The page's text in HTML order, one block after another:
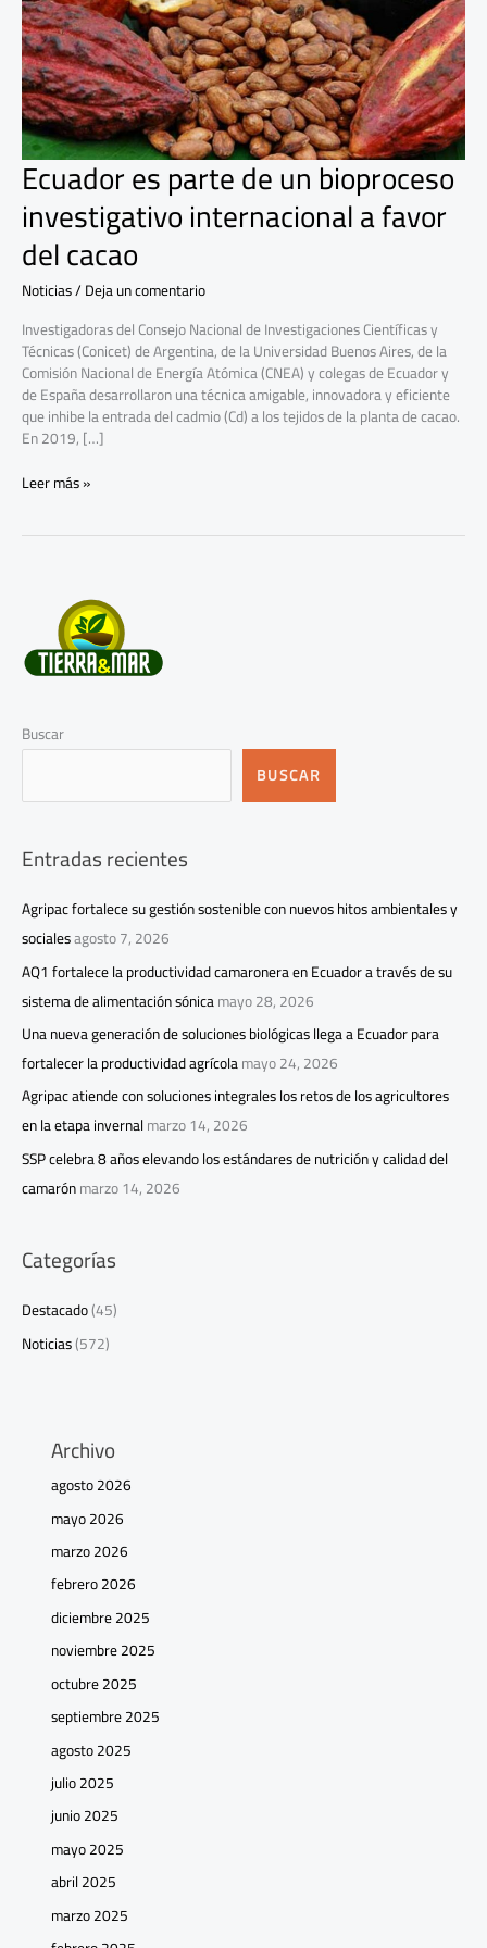
Ecuador es parte de un bioproceso
investigativo internacional a favor
del cacao
Noticias/Deja un comentario
Investigadoras del Consejo Nacional de Investigaciones Científicas y
Técnicas (Conicet) de Argentina, de la Universidad Buenos Aires, de la
Comisión Nacional de Energía Atómica (CNEA) y colegas de Ecuador y
de España desarrollaron una técnica amigable, innovadora y eficiente
que inhibe la entrada del cadmio (Cd) a los tejidos de la planta de cacao.
En 2019, […]
internacional
a
favor
del
cacao
Leer más »
Buscar
BUSCAR
Entradas recientes
Agripac fortalece su gestión sostenible con nuevos hitos ambientales y
socialesagosto 7, 2026
AQ1 fortalece la productividad camaronera en Ecuador a través de su
sistema de alimentación sónicamayo 28, 2026
Una nueva generación de soluciones biológicas llega a Ecuador para
fortalecer la productividad agrícolamayo 24, 2026
Agripac atiende con soluciones integrales los retos de los agricultores
en la etapa invernalmarzo 14, 2026
SSP celebra 8 años elevando los estándares de nutrición y calidad del
camarónmarzo 14, 2026
Categorías
Destacado(45)
Noticias(572)
Archivo
agosto 2026
mayo 2026
marzo 2026
febrero 2026
diciembre 2025
noviembre 2025
octubre 2025
septiembre 2025
agosto 2025
julio 2025
junio 2025
mayo 2025
abril 2025
marzo 2025